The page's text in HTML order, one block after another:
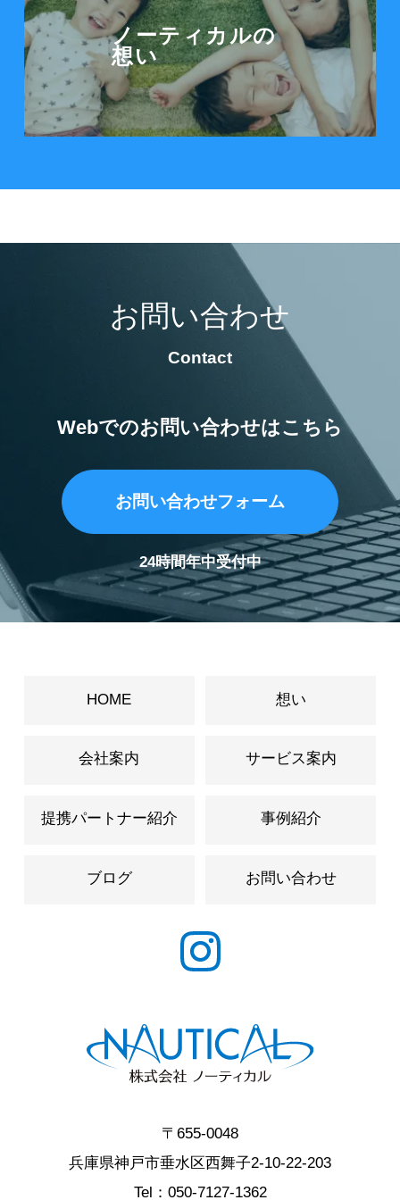
ノーティカルの
想い
お問い合わせ
Contact
Webでのお問い合わせはこちら
お問い合わせフォーム
24時間年中受付中
HOME 想い
会社案内 サービス案内
提携パートナー紹介 事例紹介
ブログ お問い合わせ
〒655-0048
兵庫県神戸市垂水区西舞子2-10-22-203
Tel： 050-7127-1362